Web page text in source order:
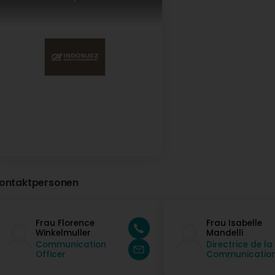
Frau Florence
Winkelmuller
Communication
Officer
Frau Isabelle
Mandelli
Directrice de la